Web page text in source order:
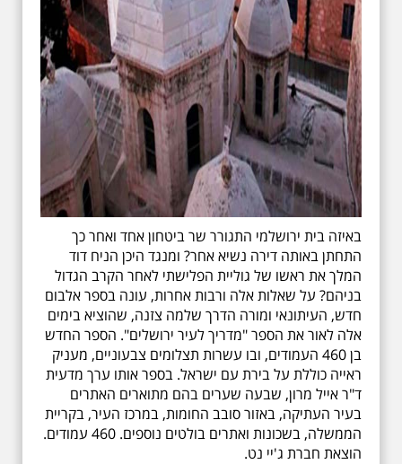
באיזה בית ירושלמי התגורר שר ביטחון אחד ואחר כך
התחתן באותה דירה נשיא אחר? ומנגד היכן הניח דוד
המלך את ראשו של גוליית הפלישתי לאחר הקרב הגדול
בניהם? על שאלות אלה ורבות אחרות, עונה בספר אלבום
חדש, העיתונאי ומורה הדרך שלמה צזנה, שהוציא בימים
אלה לאור את הספר "מדריך לעיר ירושלים". הספר החדש
בן 460 העמודים, ובו עשרות תצלומים צבעוניים, מעניק
ראייה כוללת על בירת עם ישראל. בספר אותו ערך מדעית
ד"ר אייל מרון, שבעה שערים בהם מתוארים האתרים
בעיר העתיקה, באזור סובב החומות, במרכז העיר, בקריית
הממשלה, בשכונות ואתרים בולטים נוספים. 460 עמודים.
הוצאת חברת ג'יי נט.